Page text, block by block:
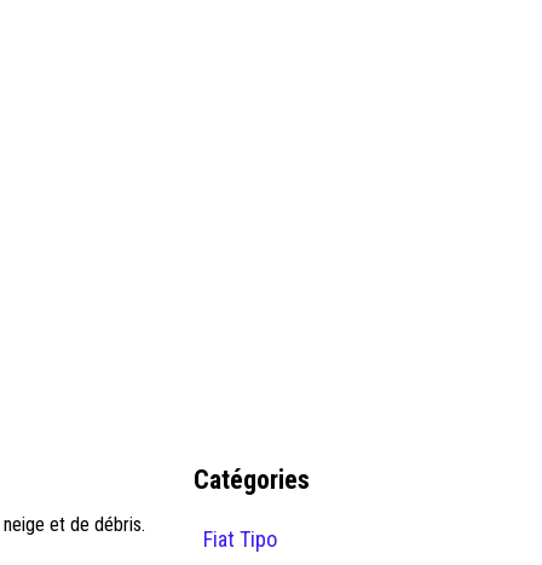
et de débris.
Catégories
Fiat Tipo